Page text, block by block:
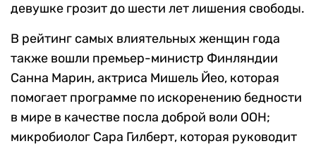
девушке грозит до шести лет лишения свободы.
В рейтинг самых влиятельных женщин года
также вошли премьер-министр Финляндии
Санна Марин, актриса Мишель Йео, которая
помогает программе по искоренению бедности
в мире в качестве посла доброй воли ООН;
микробиолог Сара Гилберт, которая руководит